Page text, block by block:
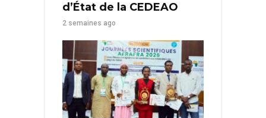
d’État de la CEDEAO
2 semaines ago